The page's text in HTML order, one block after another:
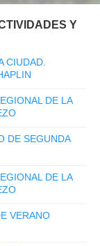
Y
CIUDAD.
DE LA
DE SEGUNDA
DE LA
VERANO